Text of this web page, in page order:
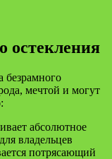
остекления
безрамного
мечтой и могут
абсолютное
владельцев
потрясающий